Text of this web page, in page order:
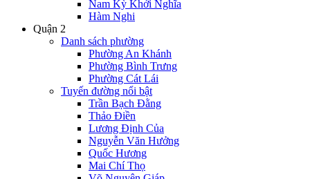
Nam Kỳ Khởi Nghĩa
Hàm Nghi
Quận 2
Danh sách phường
Phường An Khánh
Phường Bình Trưng
Phường Cát Lái
Tuyến đường nổi bật
Trần Bạch Đằng
Thảo Điền
Lương Định Của
Nguyễn Văn Hưởng
Quốc Hương
Mai Chí Thọ